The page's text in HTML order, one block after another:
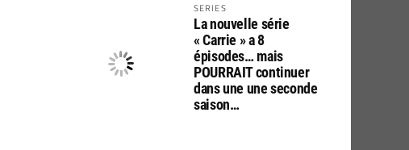
SERIES
La nouvelle série
« Carrie » a 8
épisodes… mais
POURRAIT continuer
dans une une seconde
saison…